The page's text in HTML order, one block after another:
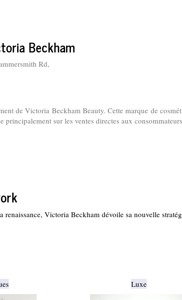
Beckham
Rd,
de Victoria Beckham Beauty. Cette marque de
principalement sur les ventes directes aux
renaissance, Victoria Beckham dévoile sa nouvelle
Luxe